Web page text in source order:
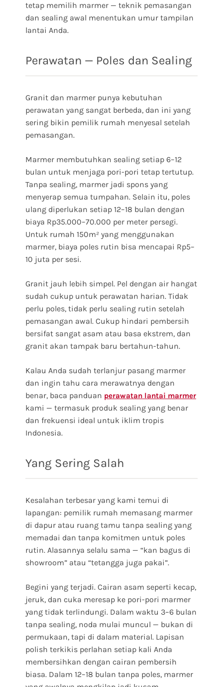
tetap memilih marmer — teknik pemasangan
dan sealing awal menentukan umur tampilan
lantai Anda.
Perawatan — Poles dan Sealing
Granit dan marmer punya kebutuhan
perawatan yang sangat berbeda, dan ini yang
sering bikin pemilik rumah menyesal setelah
pemasangan.
Marmer membutuhkan sealing setiap 6–12
bulan untuk menjaga pori-pori tetap tertutup.
Tanpa sealing, marmer jadi spons yang
menyerap semua tumpahan. Selain itu, poles
ulang diperlukan setiap 12–18 bulan dengan
biaya Rp35.000–70.000 per meter persegi.
Untuk rumah 150m² yang menggunakan
marmer, biaya poles rutin bisa mencapai Rp5–
10 juta per sesi.
Granit jauh lebih simpel. Pel dengan air hangat
sudah cukup untuk perawatan harian. Tidak
perlu poles, tidak perlu sealing rutin setelah
pemasangan awal. Cukup hindari pembersih
bersifat sangat asam atau basa ekstrem, dan
granit akan tampak baru bertahun-tahun.
Kalau Anda sudah terlanjur pasang marmer
dan ingin tahu cara merawatnya dengan
benar, baca panduan perawatan lantai marmer
kami — termasuk produk sealing yang benar
dan frekuensi ideal untuk iklim tropis
Indonesia.
Yang Sering Salah
Kesalahan terbesar yang kami temui di
lapangan: pemilik rumah memasang marmer
di dapur atau ruang tamu tanpa sealing yang
memadai dan tanpa komitmen untuk poles
rutin. Alasannya selalu sama — “kan bagus di
showroom” atau “tetangga juga pakai”.
Begini yang terjadi. Cairan asam seperti kecap,
jeruk, dan cuka meresap ke pori-pori marmer
yang tidak terlindungi. Dalam waktu 3–6 bulan
tanpa sealing, noda mulai muncul — bukan di
permukaan, tapi di dalam material. Lapisan
polish terkikis perlahan setiap kali Anda
membersihkan dengan cairan pembersih
biasa. Dalam 12–18 bulan tanpa poles, marmer